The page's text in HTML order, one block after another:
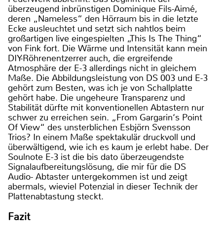
überzeugend inbrünstigen Dominique Fils-Aimé,
deren „Nameless“ den Hörraum bis in die letzte
Ecke ausleuchtet und setzt sich nahtlos beim
großartigen live eingespielten „This Is The Thing“
von Fink fort. Die Wärme und Intensität kann mein
DIY-Röhrenentzerrer auch, die ergreifende
Atmosphäre der E-3 allerdings nicht in gleichem
Maße. Die Abbildungsleistung von DS 003 und E-3
gehört zum Besten, was ich je von Schallplatte
gehört habe. Die ungeheure Transparenz und
Stabilität dürfte mit konventionellen Abtastern nur
schwer zu erreichen sein. „From Gargarin‘s Point
Of View“ des unsterblichen Esbjörn Svensson
Trios? In einem Maße spektakulär druckvoll und
überwältigend, wie ich es kaum je erlebt habe. Der
Soulnote E-3 ist die bis dato überzeugendste
Signalaufbereitungslösung, die mir für die DS
Audio- Abtaster untergekommen ist und zeigt
abermals, wieviel Potenzial in dieser Technik der
Plattenabtastung steckt.
Fazit